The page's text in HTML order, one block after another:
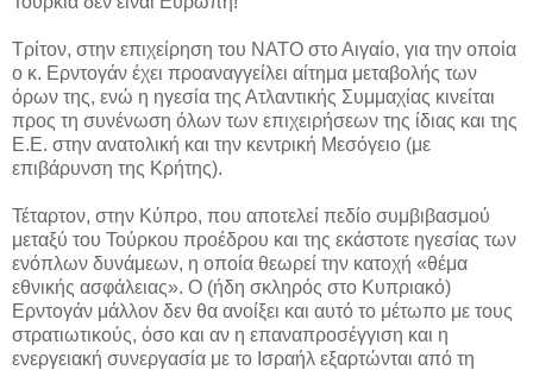
Τρίτον, στην επιχείρηση του ΝΑΤΟ στο Αιγαίο, για την οποία
ο κ. Ερντογάν έχει προαναγγείλει αίτημα μεταβολής των
όρων της, ενώ η ηγεσία της Ατλαντικής Συμμαχίας κινείται
προς τη συνένωση όλων των επιχειρήσεων της ίδιας και της
Ε.Ε. στην ανατολική και την κεντρική Μεσόγειο (με
επιβάρυνση της Κρήτης).
Τέταρτον, στην Κύπρο, που αποτελεί πεδίο συμβιβασμού
μεταξύ του Τούρκου προέδρου και της εκάστοτε ηγεσίας των
ενόπλων δυνάμεων, η οποία θεωρεί την κατοχή «θέμα
εθνικής ασφάλειας». Ο (ήδη σκληρός στο Κυπριακό)
Ερντογάν μάλλον δεν θα ανοίξει και αυτό το μέτωπο με τους
στρατιωτικούς, όσο και αν η επαναπροσέγγιση και η
ενεργειακή συνεργασία με το Ισραήλ εξαρτώνται από τη